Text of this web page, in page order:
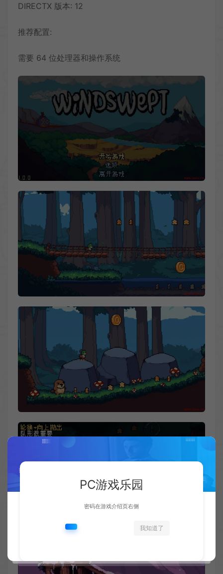
DIRECTX 版本: 12
推荐配置:
需要 64 位处理器和操作系统
PC游戏乐园
密码在游戏介绍页右侧
我知道了